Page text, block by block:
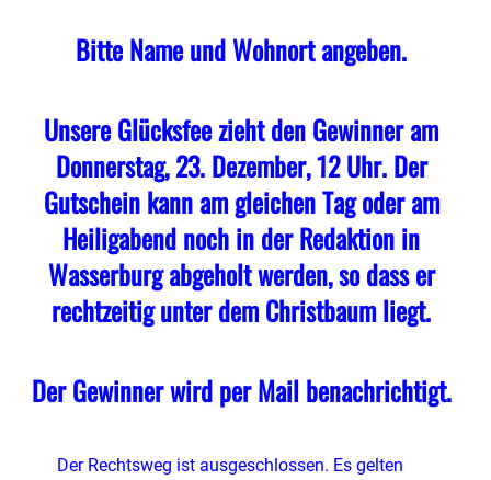
Bitte Name und Wohnort angeben.
Unsere Glücksfee zieht den Gewinner am
Donnerstag, 23. Dezember, 12 Uhr. Der
Gutschein kann am gleichen Tag oder am
Heiligabend noch in der Redaktion in
Wasserburg abgeholt werden, so dass er
rechtzeitig unter dem Christbaum liegt.
Der Gewinner wird per Mail benachrichtigt.
Der Rechtsweg ist ausgeschlossen. Es gelten